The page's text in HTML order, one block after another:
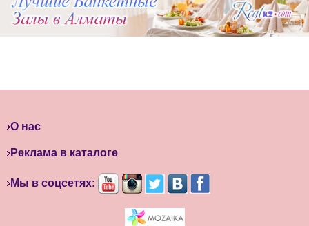
О нас
Реклама в каталоге
Мы в соцсетях: